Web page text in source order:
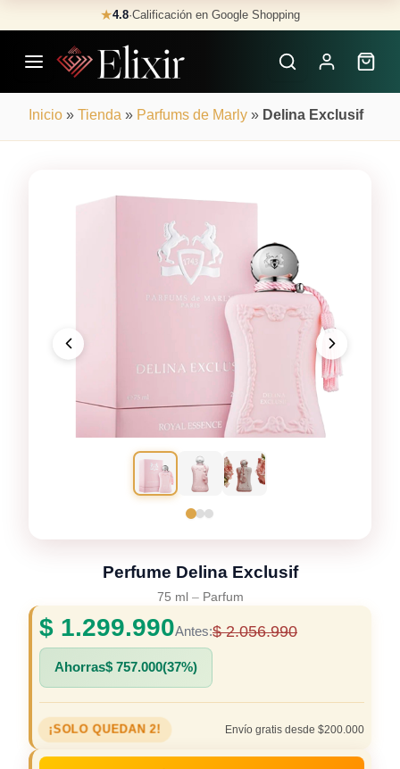
to
content
★4.8·Calificación en Google Shopping
Inicio » Tienda » Parfums de Marly » Delina Exclusif
Perfume Delina Exclusif
75 ml – Parfum
$ 1.299.990Antes:$2.056.990
Ahorras$ 757.000(37%)
¡SOLO QUEDAN 2! Envío gratis desde $200.000